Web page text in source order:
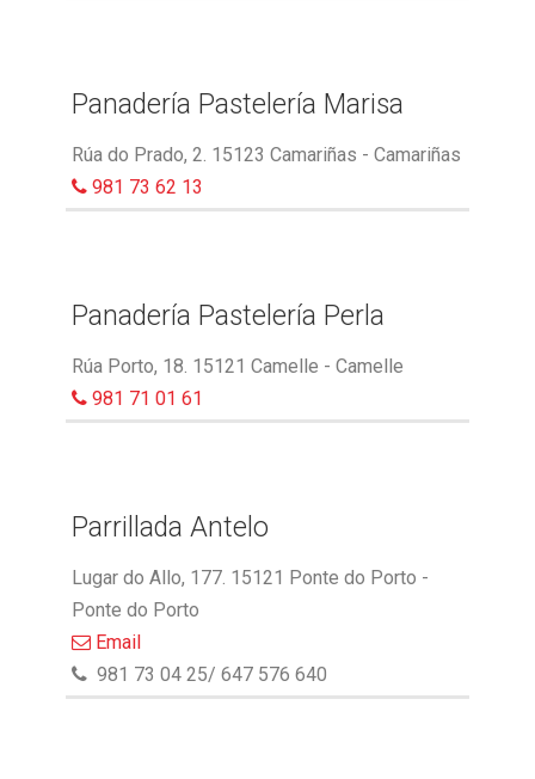
Panadería Pastelería Marisa
Rúa do Prado, 2. 15123 Camariñas - Camariñas
981 73 62 13
Panadería Pastelería Perla
Rúa Porto, 18. 15121 Camelle - Camelle
981 71 01 61
Parrillada Antelo
Lugar do Allo, 177. 15121 Ponte do Porto -
Ponte do Porto
Email
981 73 04 25/ 647 576 640